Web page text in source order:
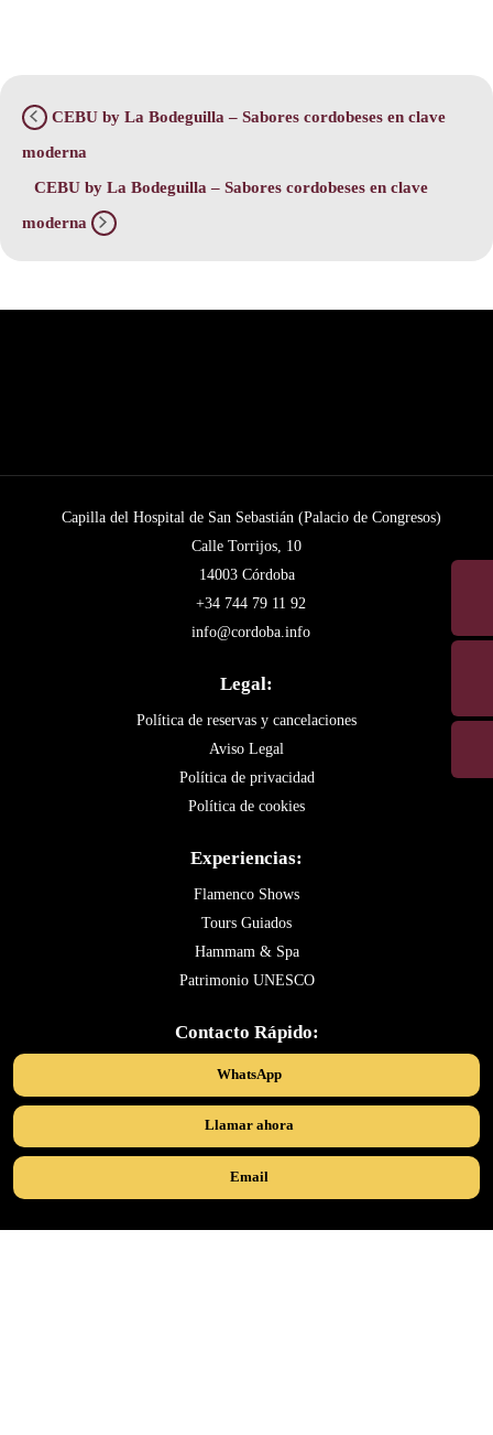
CEBU by La Bodeguilla – Sabores cordobeses en clave
moderna
CEBU by La Bodeguilla – Sabores cordobeses en clave
moderna
Capilla del Hospital de San Sebastián (Palacio de Congresos)
Calle Torrijos, 10
14003 Córdoba
+34 744 79 11 92
info@cordoba.info
Legal:
Política de reservas y cancelaciones
Aviso Legal
Política de privacidad
Política de cookies
Experiencias:
Flamenco Shows
Tours Guiados
Hammam & Spa
Patrimonio UNESCO
Contacto Rápido:
WhatsApp
Llamar ahora
Email